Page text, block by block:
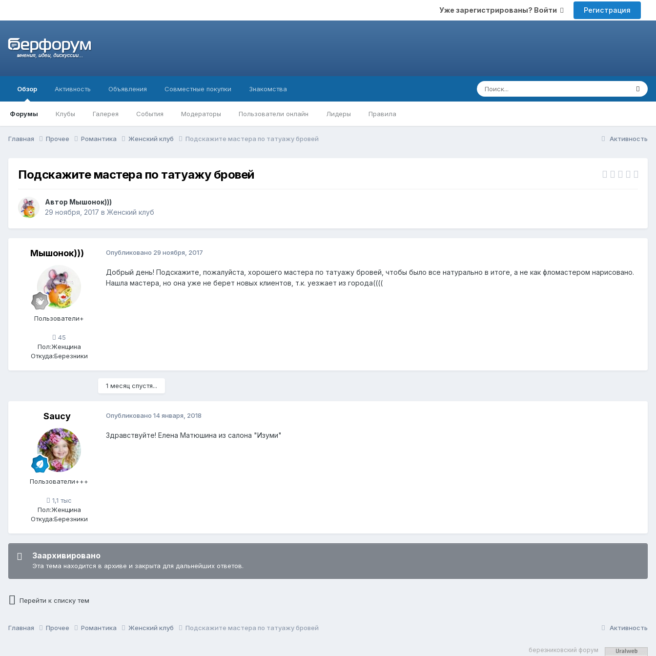
Уже зарегистрированы? Войти Регистрация
Обзор
Форумы Клубы Галерея События Модераторы Пользователи онлайн Лидеры Правила
Активность Объявления Совместные покупки Знакомства
Активность
Главная Прочее Романтика Женский клуб Подскажите мастера по татуажу бровей
Подскажите мастера по татуажу бровей
Автор Мышонок)))
29 ноября, 2017 в Женский клуб
Мышонок)))
Пользователи+
45
Пол:Женщина
Откуда:Березники
Опубликовано 29 ноября, 2017
Добрый день! Подскажите, пожалуйста, хорошего мастера по татуажу бровей, чтобы было все натурально в итоге, а не как фломастером нарисовано.
Нашла мастера, но она уже не берет новых клиентов, т.к. уезжает из города((((
1 месяц спустя...
Saucy
Пользователи+++
1,1 тыс
Пол:Женщина
Откуда:Березники
Опубликовано 14 января, 2018
Здравствуйте! Елена Матюшина из салона "Изуми"
Заархивировано
Эта тема находится в архиве и закрыта для дальнейших ответов.
Перейти к списку тем
Активность
Главная Прочее Романтика Женский клуб Подскажите мастера по татуажу бровей
березниковский форум